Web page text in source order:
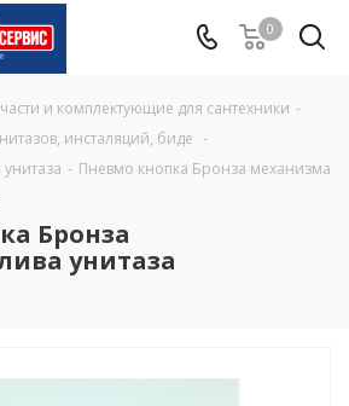
0
и комплектующие для сантехники -
инсталяций, биде -
- Пневмо кнопка Бронза механизма
Бронза
унитаза